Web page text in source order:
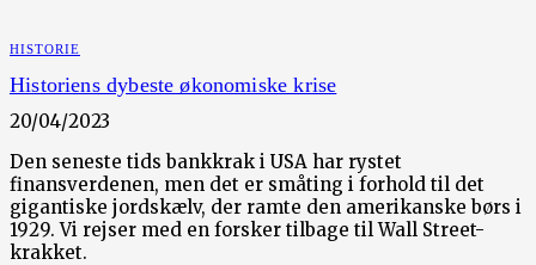
HISTORIE
Historiens dybeste økonomiske krise
20/04/2023
Den seneste tids bankkrak i USA har rystet
finansverdenen, men det er småting i forhold til det
gigantiske jordskælv, der ramte den amerikanske børs i
1929. Vi rejser med en forsker tilbage til Wall Street-
krakket.